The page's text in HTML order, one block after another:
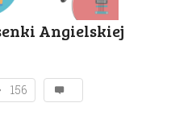
Angielskiej
156